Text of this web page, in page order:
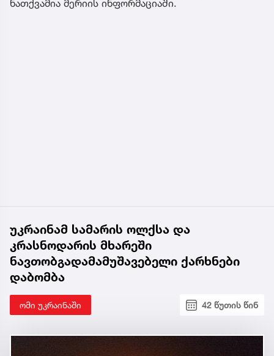
ნათქვამია მერიის ინფორმაციაში.
უკრაინამ სამარის ოლქსა და
კრასნოდარის მხარეში
ნავთობგადამამუშავებელი ქარხნები
დაბომბა
ომი უკრაინაში 42 წუთის წინ